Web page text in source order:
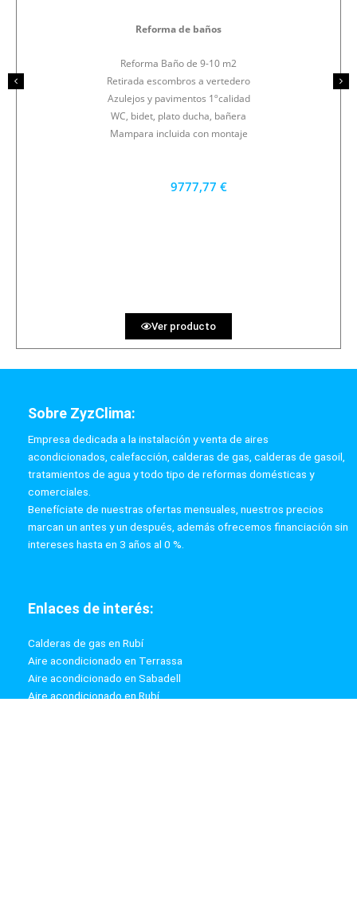
Reforma de baños
Reforma Baño de 9-10 m2
Retirada escombros a vertedero
Azulejos y pavimentos 1ºcalidad
WC, bidet, plato ducha, bañera
Mampara incluida con montaje
9777,77 €
Ver producto
Sobre ZyzClima:
Empresa dedicada a la instalación y venta de aires
acondicionados, calefacción, calderas de gas, calderas de gasoil,
tratamientos de agua y todo tipo de reformas domésticas y
comerciales.
Benefíciate de nuestras ofertas mensuales, nuestros precios
marcan un antes y un después, además ofrecemos financiación sin
intereses hasta en 3 años al 0 %.
Enlaces de interés:
Calderas de gas en Rubí
Aire acondicionado en Terrassa
Aire acondicionado en Sabadell
Aire acondicionado en Rubí